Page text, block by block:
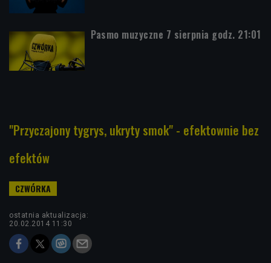
Pasmo muzyczne 7 sierpnia godz. 21:01
"Przyczajony tygrys, ukryty smok" - efektownie bez
efektów
ostatnia aktualizacja:
20.02.2014 11:30